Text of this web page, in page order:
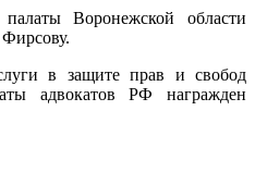
палаты Воронежской области
в защите прав и свобод
адвокатов РФ награжден